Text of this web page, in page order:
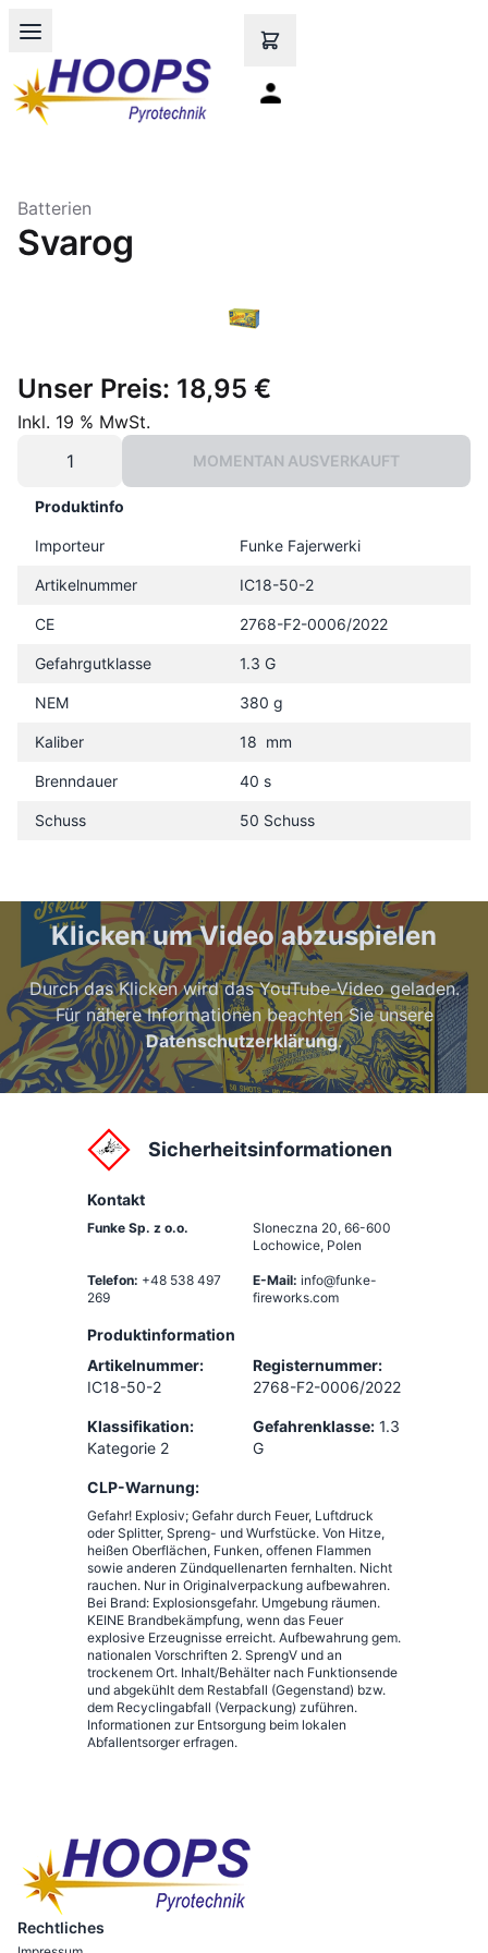
Open main menu
Batterien
Svarog
Unser Preis: 18,95 €
Inkl. 19 % MwSt.
MOMENTAN AUSVERKAUFT
Produktinfo
Importeur Funke Fajerwerki
Artikelnummer IC18-50-2
CE 2768-F2-0006/2022
Gefahrgutklasse 1.3 G
NEM 380 g
Kaliber 18 mm
Brenndauer 40 s
Schuss 50 Schuss
Klicken um Video abzuspielen
Durch das Klicken wird das YouTube-Video geladen.
Für nähere Informationen beachten Sie unsere
Datenschutzerklärung.
Sicherheitsinformationen
Kontakt
Funke Sp. z o.o. Sloneczna 20, 66-600
Lochowice, Polen
Telefon: +48 538 497
269
E-Mail: info@funke-
fireworks.com
Produktinformation
Artikelnummer:
IC18-50-2
Registernummer:
2768-F2-0006/2022
Klassifikation:
Kategorie 2
Gefahrenklasse: 1.3
G
CLP-Warnung:
Gefahr! Explosiv; Gefahr durch Feuer, Luftdruck
oder Splitter, Spreng- und Wurfstücke. Von Hitze,
heißen Oberflächen, Funken, offenen Flammen
sowie anderen Zündquellenarten fernhalten. Nicht
rauchen. Nur in Originalverpackung aufbewahren.
Bei Brand: Explosionsgefahr. Umgebung räumen.
KEINE Brandbekämpfung, wenn das Feuer
explosive Erzeugnisse erreicht. Aufbewahrung gem.
nationalen Vorschriften 2. SprengV und an
trockenem Ort. Inhalt/Behälter nach Funktionsende
und abgekühlt dem Restabfall (Gegenstand) bzw.
dem Recyclingabfall (Verpackung) zuführen.
Informationen zur Entsorgung beim lokalen
Abfallentsorger erfragen.
Rechtliches